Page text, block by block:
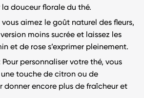
douceur florale du thé.
vous aimez le goût naturel des fleurs,
moins sucrée et laissez les
et de rose s’exprimer pleinement.
Pour personnaliser votre thé, vous
touche de citron ou de
donner encore plus de fraîcheur et